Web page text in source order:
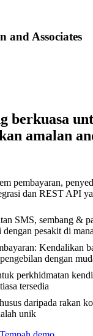
and Associates
berkuasa
amalan
pembayaran,
dan REST API
SMS, sembang &
pesakit di
Kendalikan
dengan
perkhidmatan
tersedia
daripada rakan
unik